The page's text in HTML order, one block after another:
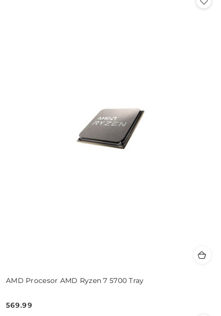
AMD Procesor AMD Ryzen 7 5700 Tray
Cena:
569.99